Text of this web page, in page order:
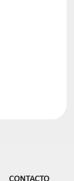
CONTACTO